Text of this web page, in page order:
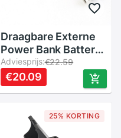
Draagbare Externe
Power Bank Batterij
Oplader
Adviesprijs:€22.59
€20.09
25% KORTING